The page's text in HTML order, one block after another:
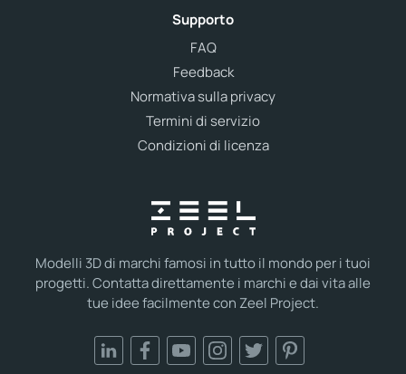
Modelli 3D di marchi famosi in tutto il mondo per i tuoi
progetti. Contatta direttamente i marchi e dai vita alle
tue idee facilmente con Zeel Project.
Supporto
FAQ
Feedback
Normativa sulla privacy
Termini di servizio
Condizioni di licenza